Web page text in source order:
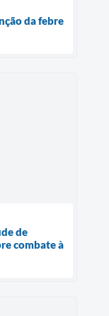
da febre
de
combate à